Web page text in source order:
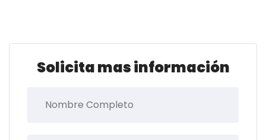
Solicita mas información